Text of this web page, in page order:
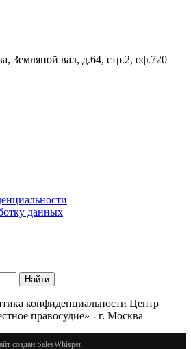
Земляной вал, д.64, стр.2, оф.720
данных
конфиденциальности Центр
правосудие» - г. Москва
создан SalesWhisper